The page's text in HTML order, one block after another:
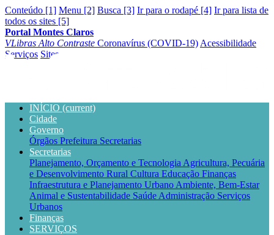
Conteúdo [1] Menu [2] Busca [3] Ir para o rodapé [4] Ir para lista de
todos os sites [5]
Portal Montes Claros
VLibras Alto Contraste Coronavírus (COVID-19) Acessibilidade
Serviços Sites
INÍCIO (current)
Cidade
Governo
Órgãos Prefeitura Secretarias
Secretarias
Planejamento, Orçamento e Tecnologia Agricultura, Pecuária
e Desenvolvimento Rural Cultura Educação Finanças
Infraestrutura e Planejamento Urbano Ambiente, Bem-Estar
Animal e Sustentabilidade Saúde Administração Serviços
Urbanos
Finanças
SERVIÇOS